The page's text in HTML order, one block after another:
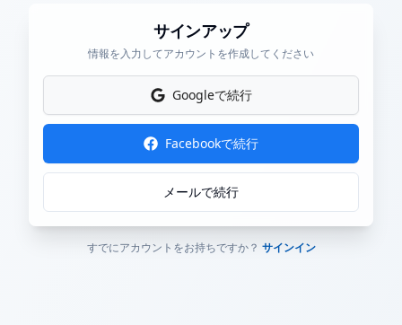
サインアップ
情報を入力してアカウントを作成してください
Googleで続行
Facebookで続行
メールで続行
すでにアカウントをお持ちですか？ サインイン